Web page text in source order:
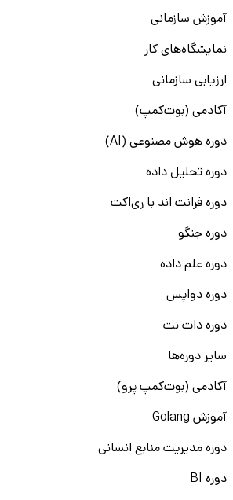
آموزش سازمانی
نمایشگاه‌های کار
ارزیابی سازمانی
آکادمی (بوت‌کمپ)
دوره هوش مصنوعی (AI)
دوره تحلیل داده
دوره فرانت اند با ری‌اکت
دوره جنگو
دوره علم داده
دوره دواپس
دوره دات نت
سایر دوره‌ها
آکادمی (بوت‌کمپ پرو)
آموزش Golang
دوره مدیریت منابع انسانی
دوره BI